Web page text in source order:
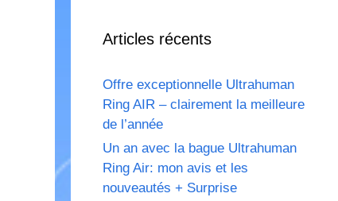
Articles récents
Offre exceptionnelle Ultrahuman
Ring AIR – clairement la meilleure
de l’année
Un an avec la bague Ultrahuman
Ring Air: mon avis et les
nouveautés + Surprise